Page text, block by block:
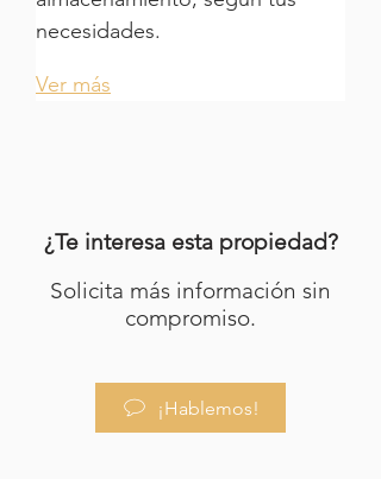
necesidades.
Ver más
¿Te interesa esta propiedad?
Solicita más información sin
compromiso.
¡Hablemos!